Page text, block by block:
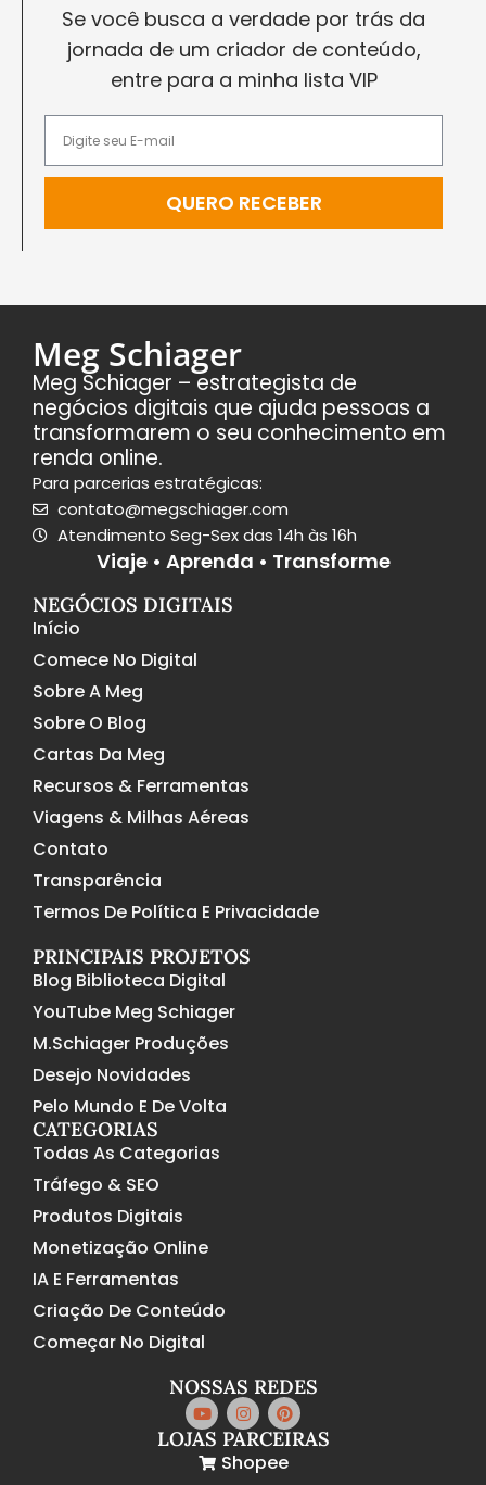
Se você busca a verdade por trás da
jornada de um criador de conteúdo,
entre para a minha lista VIP
QUERO RECEBER
Meg Schiager
Meg Schiager – estrategista de
negócios digitais que ajuda pessoas a
transformarem o seu conhecimento em
renda online.
Para parcerias estratégicas:
contato@megschiager.com
Atendimento Seg-Sex das 14h às 16h
Viaje • Aprenda • Transforme
NEGÓCIOS DIGITAIS
Início
Comece No Digital
Sobre A Meg
Sobre O Blog
Cartas Da Meg
Recursos & Ferramentas
Viagens & Milhas Aéreas
Contato
Transparência
Termos De Política E Privacidade
PRINCIPAIS PROJETOS
Blog Biblioteca Digital
YouTube Meg Schiager
M.Schiager Produções
Desejo Novidades
Pelo Mundo E De Volta
CATEGORIAS
Todas As Categorias
Tráfego & SEO
Produtos Digitais
Monetização Online
IA E Ferramentas
Criação De Conteúdo
Começar No Digital
NOSSAS REDES
LOJAS PARCEIRAS
Shopee